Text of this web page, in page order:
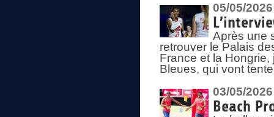
05/05/2026
Après une
retrouver le Palais
France et la Hongrie,
Bleues, qui vont
03/05/2026
Beach